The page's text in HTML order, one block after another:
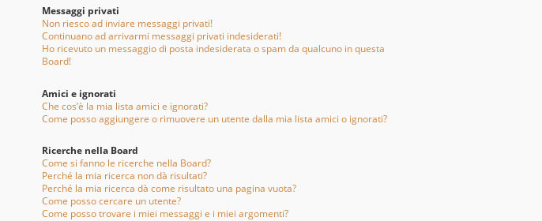
Messaggi privati
Non riesco ad inviare messaggi privati!
Continuano ad arrivarmi messaggi privati indesiderati!
Ho ricevuto un messaggio di posta indesiderata o spam da qualcuno in questa
Board!
Amici e ignorati
Che cos’è la mia lista amici e ignorati?
Come posso aggiungere o rimuovere un utente dalla mia lista amici o ignorati?
Ricerche nella Board
Come si fanno le ricerche nella Board?
Perché la mia ricerca non dà risultati?
Perché la mia ricerca dà come risultato una pagina vuota?
Come posso cercare un utente?
Come posso trovare i miei messaggi e i miei argomenti?